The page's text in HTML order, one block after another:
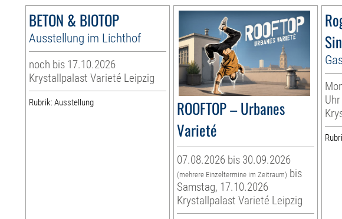
BETON & BIOTOP
Ausstellung im Lichthof
noch bis 17.10.2026
Krystallpalast Varieté Leipzig
Rubrik: Ausstellung
ROOFTOP – Urbanes
Varieté
07.08.2026 bis 30.09.2026
(mehrere Einzeltermine im Zeitraum) bis
Samstag, 17.10.2026
Krystallpalast Varieté Leipzig
Uhr